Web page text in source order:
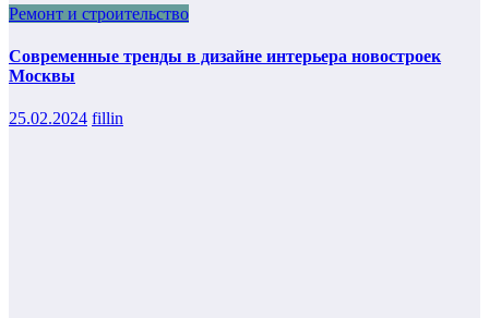
Ремонт и строительство
Современные тренды в дизайне интерьера новостроек
Москвы
25.02.2024 fillin